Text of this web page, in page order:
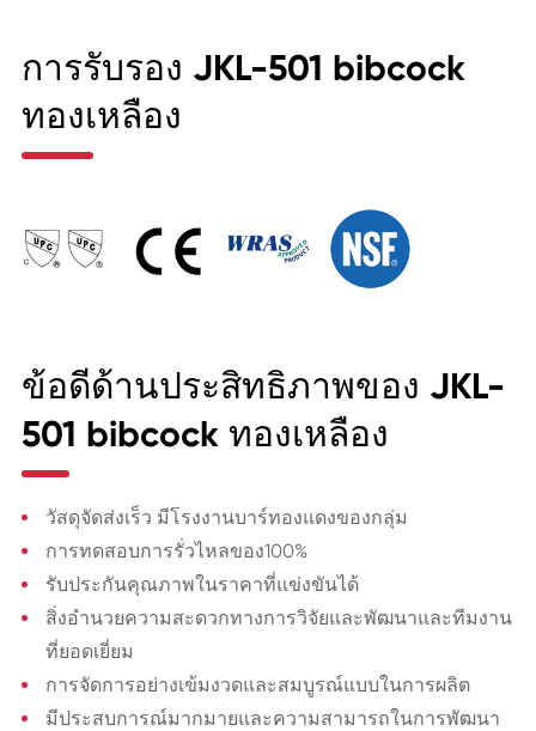
การรับรอง JKL-501 bibcock
ทองเหลือง
ข้อดีด้านประสิทธิภาพของ JKL-
501 bibcock ทองเหลือง
วัสดุจัดส่งเร็ว มีโรงงานบาร์ทองแดงของกลุ่ม
การทดสอบการรั่วไหลของ100%
รับประกันคุณภาพในราคาที่แข่งขันได้
สิ่งอำนวยความสะดวกทางการวิจัยและพัฒนาและทีมงาน
ที่ยอดเยี่ยม
การจัดการอย่างเข้มงวดและสมบูรณ์แบบในการผลิต
มีประสบการณ์มากมายและความสามารถในการพัฒนา